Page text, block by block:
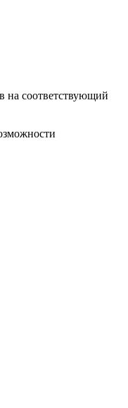
на соответствующий